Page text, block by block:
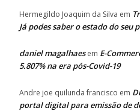
Hermegildo Joaquim da Silva em
Já podes saber o estado do seu
daniel magalhaesem E-
5.807% na era pós-Covid-19
Andre joe quilunda francisco em
portal digital para emissão de